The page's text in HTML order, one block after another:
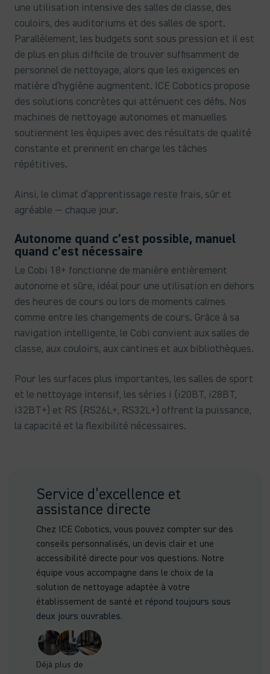
une utilisation intensive des salles de classe, des
couloirs, des auditoriums et des salles de sport.
Parallèlement, les budgets sont sous pression et il est
de plus en plus difficile de trouver suffisamment de
personnel de nettoyage, alors que les exigences en
matière d’hygiène augmentent. ICE Cobotics propose
des solutions concrètes qui atténuent ces défis. Nos
machines de nettoyage autonomes et manuelles
soutiennent les équipes avec des résultats de qualité
constante et prennent en charge les tâches
répétitives.
Ainsi, le climat d’apprentissage reste frais, sûr et
agréable — chaque jour.
Autonome quand c’est possible, manuel
quand c’est nécessaire
Le Cobi 18+ fonctionne de manière entièrement
autonome et sûre, idéal pour une utilisation en dehors
des heures de cours ou lors de moments calmes
comme entre les changements de cours. Grâce à sa
navigation intelligente, le Cobi convient aux salles de
classe, aux couloirs, aux cantines et aux bibliothèques.
Pour les surfaces plus importantes, les salles de sport
et le nettoyage intensif, les séries i (i20BT, i28BT,
i32BT+) et RS (RS26L+, RS32L+) offrent la puissance,
la capacité et la flexibilité nécessaires.
Service d’excellence et
assistance directe
Chez ICE Cobotics, vous pouvez compter sur des
conseils personnalisés, un devis clair et une
accessibilité directe pour vos questions. Notre
équipe vous accompagne dans le choix de la
solution de nettoyage adaptée à votre
établissement de santé et répond toujours sous
deux jours ouvrables.
Déjà plus de